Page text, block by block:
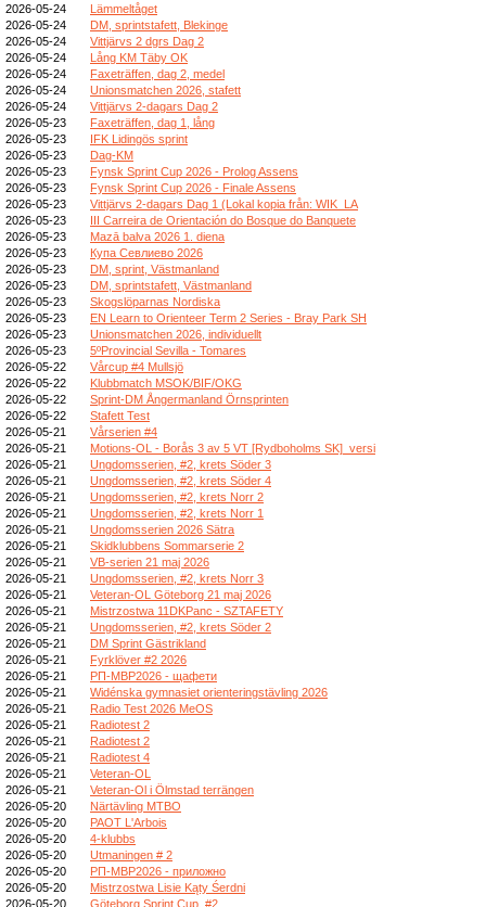
2026-05-24
Lämmeltåget
2026-05-24
DM, sprintstafett, Blekinge
2026-05-24
Vittjärvs 2 dgrs Dag 2
2026-05-24
Lång KM Täby OK
2026-05-24
Faxeträffen, dag 2, medel
2026-05-24
Unionsmatchen 2026, stafett
2026-05-24
Vittjärvs 2-dagars Dag 2
2026-05-23
Faxeträffen, dag 1, lång
2026-05-23
IFK Lidingös sprint
2026-05-23
Dag-KM
2026-05-23
Fynsk Sprint Cup 2026 - Prolog Assens
2026-05-23
Fynsk Sprint Cup 2026 - Finale Assens
2026-05-23
Vittjärvs 2-dagars Dag 1 (Lokal kopia från: WIK_LA
2026-05-23
III Carreira de Orientación do Bosque do Banquete
2026-05-23
Mazā balva 2026 1. diena
2026-05-23
Купа Севлиево 2026
2026-05-23
DM, sprint, Västmanland
2026-05-23
DM, sprintstafett, Västmanland
2026-05-23
Skogslöparnas Nordiska
2026-05-23
EN Learn to Orienteer Term 2 Series - Bray Park SH
2026-05-23
Unionsmatchen 2026, individuellt
2026-05-23
5ºProvincial Sevilla - Tomares
2026-05-22
Vårcup #4 Mullsjö
2026-05-22
Klubbmatch MSOK/BIF/OKG
2026-05-22
Sprint-DM Ångermanland Örnsprinten
2026-05-22
Stafett Test
2026-05-21
Vårserien #4
2026-05-21
Motions-OL - Borås 3 av 5 VT [Rydboholms SK]_versi
2026-05-21
Ungdomsserien, #2, krets Söder 3
2026-05-21
Ungdomsserien, #2, krets Söder 4
2026-05-21
Ungdomsserien, #2, krets Norr 2
2026-05-21
Ungdomsserien, #2, krets Norr 1
2026-05-21
Ungdomsserien 2026 Sätra
2026-05-21
Skidklubbens Sommarserie 2
2026-05-21
VB-serien 21 maj 2026
2026-05-21
Ungdomsserien, #2, krets Norr 3
2026-05-21
Veteran-OL Göteborg 21 maj 2026
2026-05-21
Mistrzostwa 11DKPanc - SZTAFETY
2026-05-21
Ungdomsserien, #2, krets Söder 2
2026-05-21
DM Sprint Gästrikland
2026-05-21
Fyrklöver #2 2026
2026-05-21
РП-МВР2026 - щафети
2026-05-21
Widénska gymnasiet orienteringstävling 2026
2026-05-21
Radio Test 2026 MeOS
2026-05-21
Radiotest 2
2026-05-21
Radiotest 2
2026-05-21
Radiotest 4
2026-05-21
Veteran-OL
2026-05-21
Veteran-Ol i Ölmstad terrängen
2026-05-20
Närtävling MTBO
2026-05-20
PAOT L'Arbois
2026-05-20
4-klubbs
2026-05-20
Utmaningen # 2
2026-05-20
РП-МВР2026 - приложно
2026-05-20
Mistrzostwa Lisie Kąty Śerdni
2026-05-20
Göteborg Sprint Cup, #2